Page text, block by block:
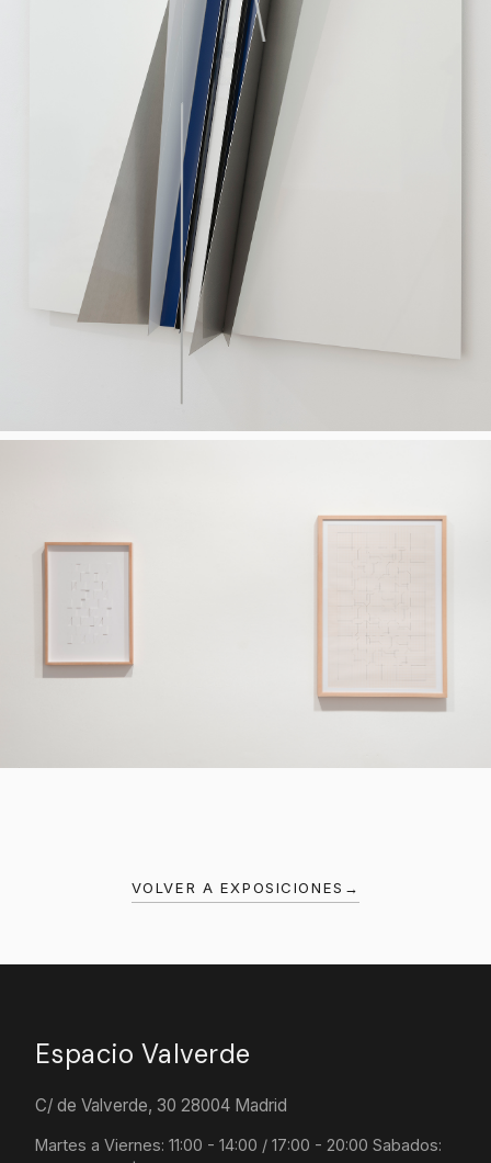
VOLVER A EXPOSICIONES →
Espacio Valverde
C/ de Valverde, 30 28004 Madrid
Martes a Viernes: 11:00 - 14:00 / 17:00 - 20:00 Sabados: